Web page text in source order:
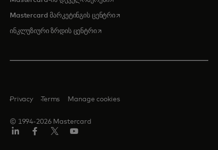
Mastercard მარკეტინგის ცენტრიopens in a new tab
ინკლუზიური ზრდის ცენტრიopens in a new tab
© 1994-2026 Mastercard
Privacy Terms Manage cookies